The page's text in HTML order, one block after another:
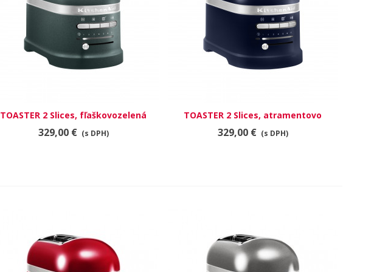
RÝCHLY NÁHĽAD
TOASTER 2 Slices, fľaškovozelená
329,00 € (s DPH)
RÝCHLY NÁHĽAD
TOASTER 2 Slices, atramentovo
modrá
329,00 € (s DPH)